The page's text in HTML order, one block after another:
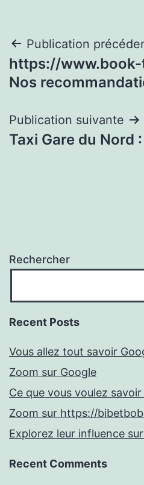
Navigation
de
Publication
https://
Nos
Publication suivante
Taxi Gare du Nord
Rechercher
Recent Posts
Vous allez tout savoir
Zoom sur Google
Ce que vous voulez
Zoom sur https://
Explorez leur influence
Recent Comments